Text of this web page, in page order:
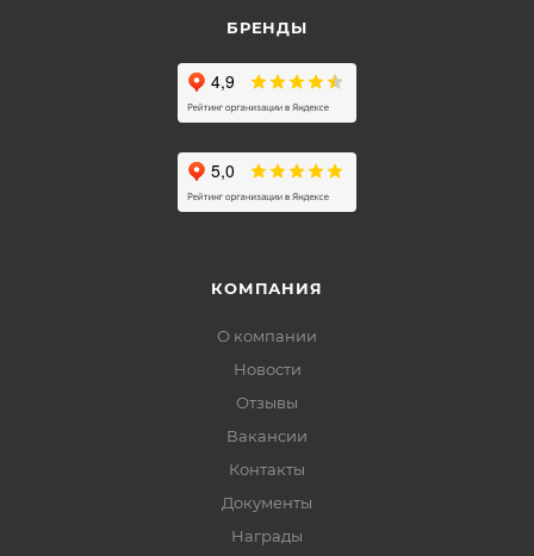
БРЕНДЫ
КОМПАНИЯ
О компании
Новости
Отзывы
Вакансии
Контакты
Документы
Награды